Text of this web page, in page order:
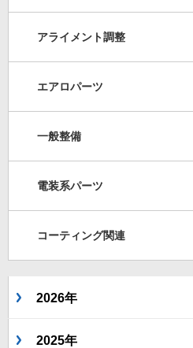
アライメント調整
エアロパーツ
一般整備
電装系パーツ
コーティング関連
2026年
2025年